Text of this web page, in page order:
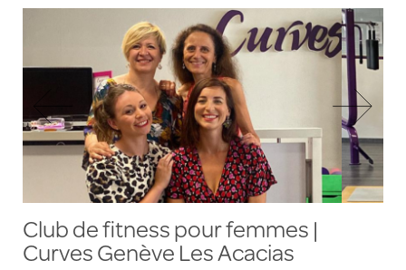
Club de fitness pour femmes |
Curves Genève Les Acacias